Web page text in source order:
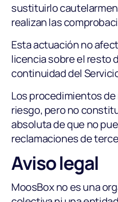
sustituirlo
realizan las
Esta actuación no
licencia sobre el resto
continuidad del
Los procedimientos
riesgo, pero no
absoluta de que no
reclamaciones de
Aviso legal
MoosBox no es una